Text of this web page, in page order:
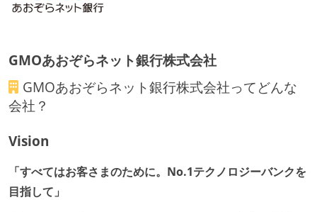
GMOあおぞらネット銀行株式会社
GMOあおぞらネット銀行株式会社ってどんな
会社？
Vision
「すべてはお客さまのために。No.1テクノロジーバンクを
目指して」